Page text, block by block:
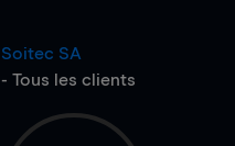
Soitec SA
- Tous les clients